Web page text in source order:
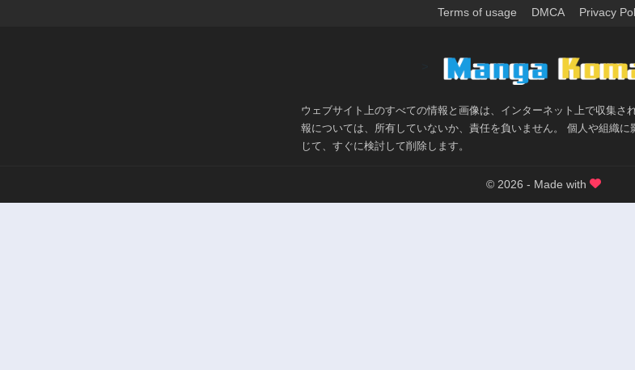
Terms of usage DMCA Privacy
ウェブサイト上のすべての情報と画像は、インターネット上で収集さ
報については、所有していないか、責任を負いません。 個人や組織
じて、すぐに検討して削除します。
© 2026 - Made with